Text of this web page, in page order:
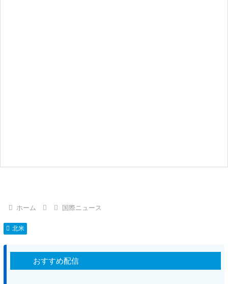
ホーム 国際ニュース
北米
おすすめ配信